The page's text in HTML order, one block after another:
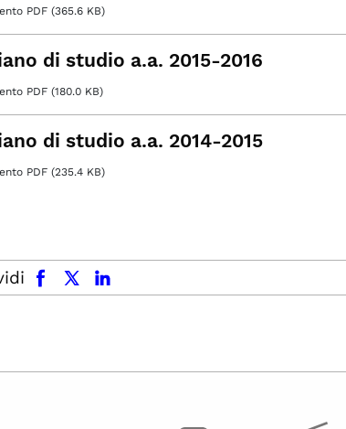
PDF (365.6 KB)
di studio a.a. 2015-2016
PDF (180.0 KB)
di studio a.a. 2014-2015
PDF (235.4 KB)
facebook x.com linkedin